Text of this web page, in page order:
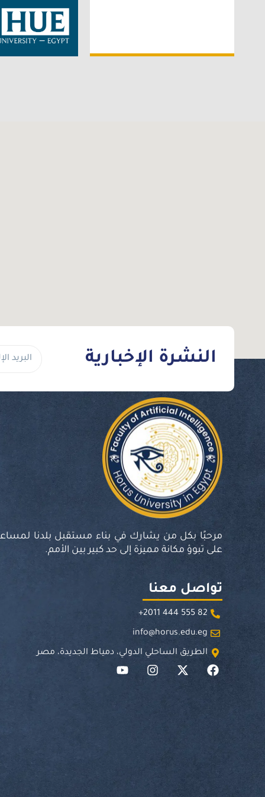
النشرة الإخبارية
مرحبًا بكل من يشارك في بناء مستقبل بلدنا
على تبوؤ مكانة مميزة إلى حد كبير بين الأمم.
تواصل معنا
82 555 444 2011+
info@horus.edu.eg
الطريق الساحلي الدولي، دمياط الجديدة، مصر